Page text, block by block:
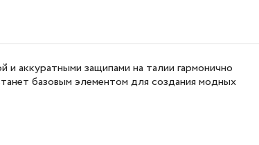
аккуратными защипами на талии гармонично
базовым элементом для создания модных